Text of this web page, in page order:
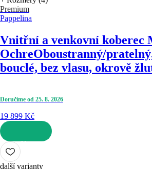
Premium
Pappelina
Vnitřní a venkovní koberec
OchreOboustranný/
bouclé, bez vlasu, okrově
Doručíme od 25. 8. 2026
19 899 Kč
DO KOŠÍKU
další varianty